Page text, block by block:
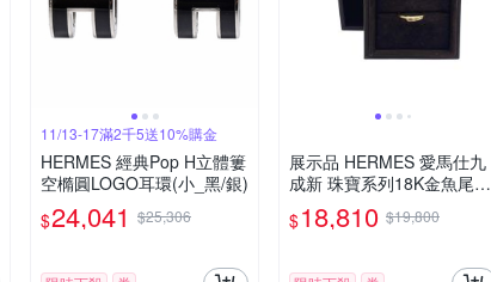
11/13-17滿2千5送10%購金
HERMES 經典Pop H立體簍
空橢圓LOGO耳環(小_黑/銀)
$24,041 $25,306
展示品 HERMES 愛馬仕九
成新 珠寶系列18K金魚尾造
型戒指(國際圍11 台圍52)
$18,810 $19,800